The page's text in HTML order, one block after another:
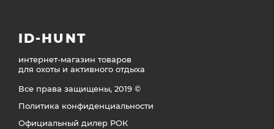
ID-HUNT
интернет-магазин товаров
для охоты и активного отдыха
Все права защищены, 2019 ©
Политика конфиденциальности
Официальный дилер РОК